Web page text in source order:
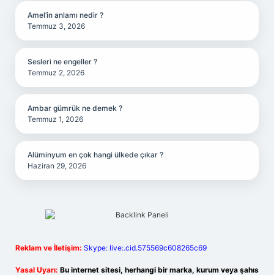
Amel’in anlamı nedir ?
Temmuz 3, 2026
Sesleri ne engeller ?
Temmuz 2, 2026
Ambar gümrük ne demek ?
Temmuz 1, 2026
Alüminyum en çok hangi ülkede çıkar ?
Haziran 29, 2026
Reklam ve İletişim: Skype: live:.cid.575569c608265c69
Yasal Uyarı: Bu internet sitesi, herhangi bir marka, kurum veya şahıs